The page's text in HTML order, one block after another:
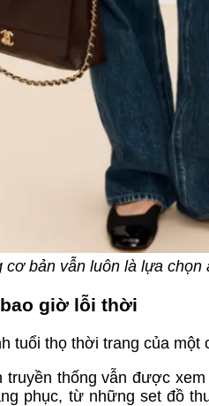
bản vẫn luôn là lựa chọn
giờ lỗi thời
tuổi thọ thời trang của một
thống vẫn được
phục, từ những set đồ